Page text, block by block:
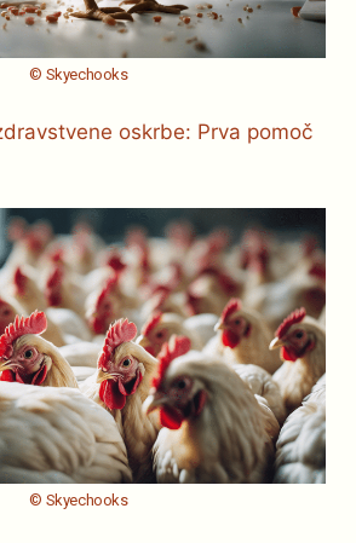
© Skyechooks
oskrbe: Prva pomoč
© Skyechooks